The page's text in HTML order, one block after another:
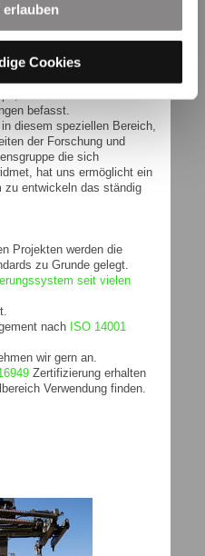
Cookies
ist das Unternehmen
befasst.
diesem speziellen Bereich,
der Forschung und
die sich
hat uns ermöglicht ein
zu entwickeln das ständig
Projekten werden die
zu Grunde gelegt.
seit vielen
nach ISO 14001
wir gern an.
Zertifizierung erhalten
Verwendung finden.